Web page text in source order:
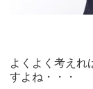
よくよく考えれ
すよね・・・